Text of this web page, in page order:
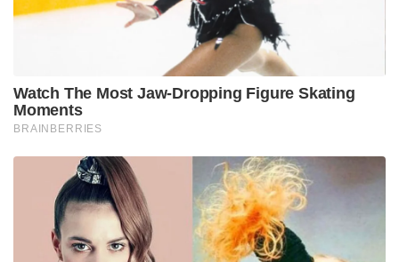
കഴിഞ്ഞകാലങ്ങളിലുണ്ടായത്. മലബാര്‍ ദേവസ്വം
ബോര്‍ഡ് പ്രസിഡന്റ് സ്ഥാനത്ത് കാലാവധി
നീട്ടിക്കൊടുത്ത മുന്‍ ബി.ജെ.പി. നേതാവ് ഒ.കെ.
വാസുവിനു നല്‍കിയ പരിഗണനപോലും കിട്ടിയില്ല.
സര്‍ക്കാരിന്റെ ഭാഗത്തുനിന്ന് അനുകൂല
നിലപാടുണ്ടായില്ലെന്നും പത്മകുമാര്‍ ആരോപിച്ചു.